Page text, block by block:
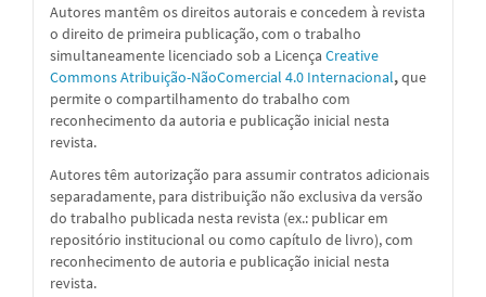
Autores mantêm os direitos autorais e concedem à revista
o direito de primeira publicação, com o trabalho
simultaneamente licenciado sob a Licença Creative
Commons Atribuição-NãoComercial 4.0 Internacional,que
permite o compartilhamento do trabalho com
reconhecimento da autoria e publicação inicial nesta
revista.
Autores têm autorização para assumir contratos adicionais
separadamente, para distribuição não exclusiva da versão
do trabalho publicada nesta revista (ex.: publicar em
repositório institucional ou como capítulo de livro), com
reconhecimento de autoria e publicação inicial nesta
revista.